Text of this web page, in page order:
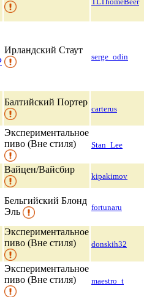
Ирландский Стаут
serge_odin
Балтийский Портер
carterus
Экспериментальное
пиво (Вне стиля)
Stan_Lee
Вайцен/Вайсбир
kipakimov
Бельгийский Блонд
Эль
fortunaru
Экспериментальное
пиво (Вне стиля)
donskih32
Экспериментальное
пиво (Вне стиля)
maestro_t